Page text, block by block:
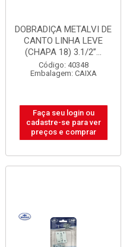
DOBRADIÇA METALVI DE
CANTO LINHA LEVE
(CHAPA 18) 3.1/2”...
Código: 40348
Embalagem: CAIXA
Faça seu login ou
cadastre-se para ver
preços e comprar